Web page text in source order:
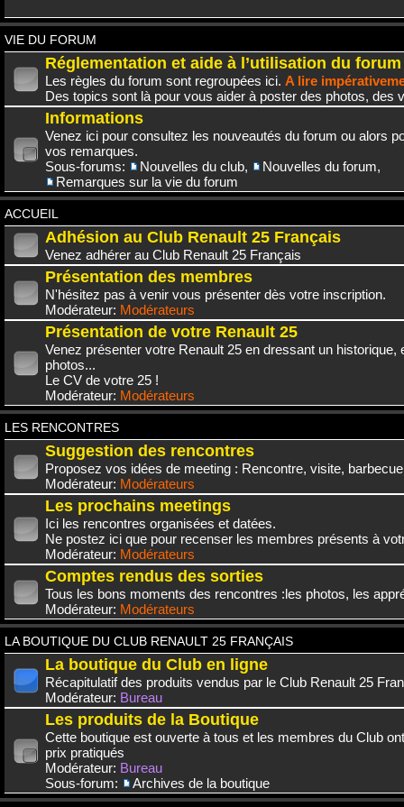
VIE DU FORUM
Réglementation et aide à l’utilisation du forum
Les règles du forum sont regroupées ici. A lire
Des topics sont là pour vous aider à poster des photos, des
Informations
Venez ici pour consultez les nouveautés du forum ou alors
vos remarques.
Sous-forums:
Nouvelles du club, Nouvelles du forum,
Remarques sur la vie du forum
ACCUEIL
Adhésion au Club Renault 25 Français
Venez adhérer au Club Renault 25 Français
Présentation des membres
N'hésitez pas à venir vous présenter dès votre inscription.
Modérateur: Modérateurs
Présentation de votre Renault 25
Venez présenter votre Renault 25 en dressant un historique,
photos...
Le CV de votre 25 !
Modérateur: Modérateurs
LES RENCONTRES
Suggestion des rencontres
Proposez vos idées de meeting : Rencontre, visite,
Modérateur: Modérateurs
Les prochains meetings
Ici les rencontres organisées et datées.
Ne postez ici que pour recenser les membres présents à
Modérateur: Modérateurs
Comptes rendus des sorties
Tous les bons moments des rencontres :les photos, les
Modérateur: Modérateurs
LA BOUTIQUE DU CLUB RENAULT 25 FRANÇAIS
La boutique du Club en ligne
Récapitulatif des produits vendus par le Club Renault 25
Modérateur: Bureau
Les produits de la Boutique
Cette boutique est ouverte à tous et les membres du Club
prix pratiqués
Modérateur: Bureau
Sous-forum:
Archives de la boutique